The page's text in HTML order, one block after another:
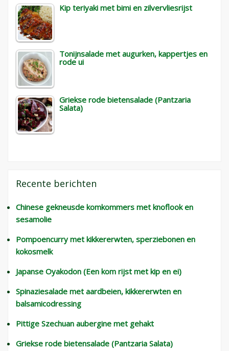
Kip teriyaki met bimi en zilvervliesrijst
Tonijnsalade met augurken, kappertjes en
rode ui
Griekse rode bietensalade (Pantzaria
Salata)
Recente berichten
Chinese gekneusde komkommers met knoflook en
sesamolie
Pompoencurry met kikkererwten, sperziebonen en
kokosmelk
Japanse Oyakodon (Een kom rijst met kip en ei)
Spinaziesalade met aardbeien, kikkererwten en
balsamicodressing
Pittige Szechuan aubergine met gehakt
Griekse rode bietensalade (Pantzaria Salata)